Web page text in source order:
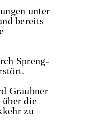
unter
bereits
Spreng-
Graubner
die
zu